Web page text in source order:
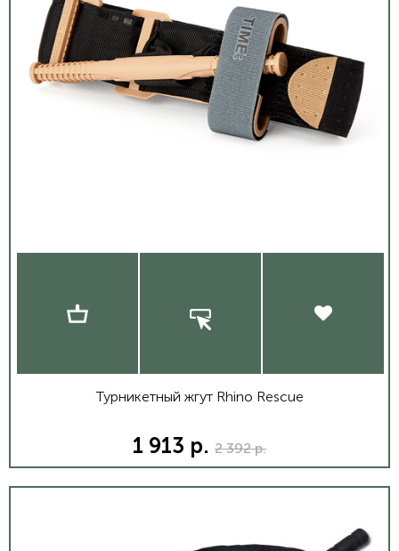
Турникетный жгут Rhino Rescue
1 913 р. 2 392 р.